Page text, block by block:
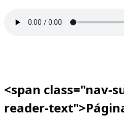
<span class="nav-
reader-